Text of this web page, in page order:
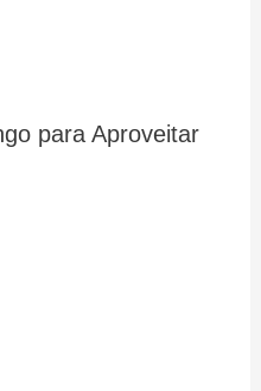
para Aproveitar